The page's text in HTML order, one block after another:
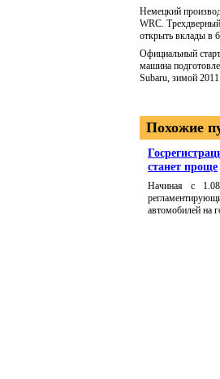
Немецкий
WRC.
открыть вклады в
Официальный
машина
Subaru, зимой
Похожие
станет проще
Начиная с
автомобилей на